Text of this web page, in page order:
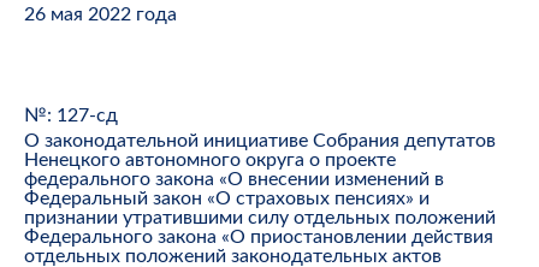
26 мая 2022 года
№: 127-сд
О законодательной инициативе Собрания депутатов
Ненецкого автономного округа о проекте
федерального закона «О внесении изменений в
Федеральный закон «О страховых пенсиях» и
признании утратившими силу отдельных положений
Федерального закона «О приостановлении действия
отдельных положений законодательных актов